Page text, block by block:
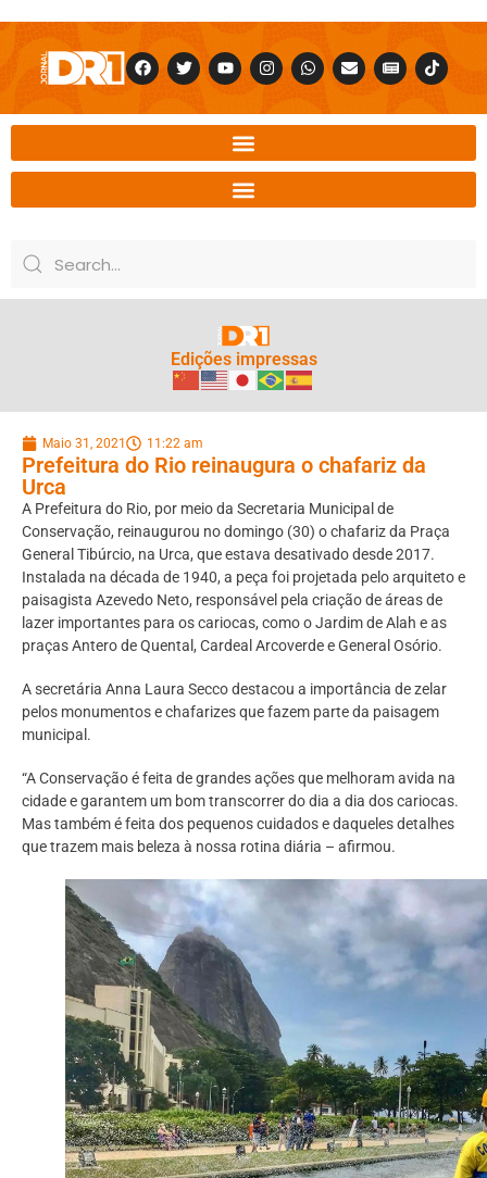
Edições impressas
Maio 31, 2021 11:22 am
Prefeitura do Rio reinaugura o chafariz da
Urca
A Prefeitura do Rio, por meio da Secretaria Municipal de
Conservação, reinaugurou no domingo (30) o chafariz da Praça
General Tibúrcio, na Urca, que estava desativado desde 2017.
Instalada na década de 1940, a peça foi projetada pelo arquiteto e
paisagista Azevedo Neto, responsável pela criação de áreas de
lazer importantes para os cariocas, como o Jardim de Alah e as
praças Antero de Quental, Cardeal Arcoverde e General Osório.
A secretária Anna Laura Secco destacou a importância de zelar
pelos monumentos e chafarizes que fazem parte da paisagem
municipal.
“A Conservação é feita de grandes ações que melhoram avida na
cidade e garantem um bom transcorrer do dia a dia dos cariocas.
Mas também é feita dos pequenos cuidados e daqueles detalhes
que trazem mais beleza à nossa rotina diária – afirmou.